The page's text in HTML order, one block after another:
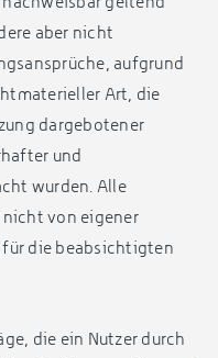
aber nicht
aufgrund
Art, die
dargebotener
und
wurden. Alle
von eigener
die beabsichtigten
die ein Nutzer durch